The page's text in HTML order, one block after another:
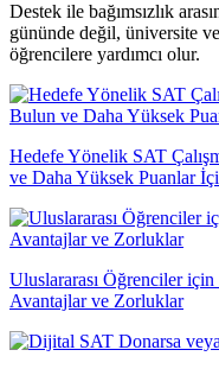
Destek ile bağımsızlık
gününde değil, üniversite
öğrencilere yardımcı olur.
Hedefe Yönelik SAT
ve Daha Yüksek Puanlar
Uluslararası Öğrenciler
Avantajlar ve Zorluklar